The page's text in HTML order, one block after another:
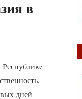
в
Республике
дней